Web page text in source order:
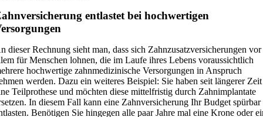
entlastet bei hochwertigen
dieser Rechnung sieht man, dass sich Zahnzusatzversicherungen vor
für Menschen lohnen, die im Laufe ihres Lebens voraussichtlich
hochwertige zahnmedizinische Versorgungen in Anspruch
werden. Dazu ein weiteres Beispiel: Sie haben seit längerer Zeit
Teilprothese und möchten diese mittelfristig durch Zahnimplantate
In diesem Fall kann eine Zahnversicherung Ihr Budget spürbar
Benötigen Sie hingegen alle paar Jahre mal eine Krone oder